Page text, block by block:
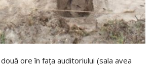
ore în fața auditoriului (sala avea